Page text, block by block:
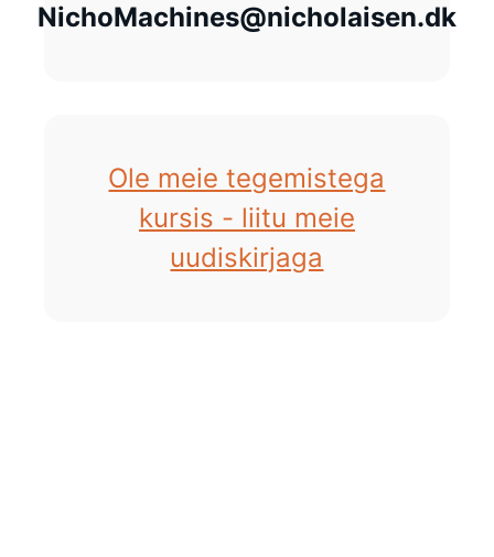
NichoMachines@nicholaisen.dk
Ole meie tegemistega
kursis - liitu meie
uudiskirjaga